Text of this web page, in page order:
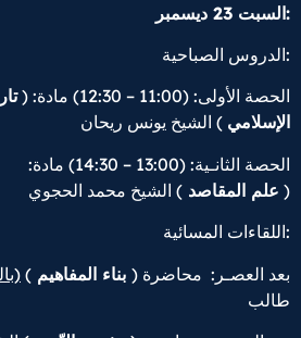
السبت 23 ديسمبر:
الدروس الصباحية:
الحصة الأولى: (11:00 – 12:30) مادة: (
الإسلامي ) الشيخ يونس ريحان
الحصة الثانـية: (13:00 – 14:30) مادة:
( علم المقاصد ) الشيخ محمد الحجوي
اللقاءات المسائية:
بعد العصـر: محاضرة ( بناء المفاهيم )
طالب